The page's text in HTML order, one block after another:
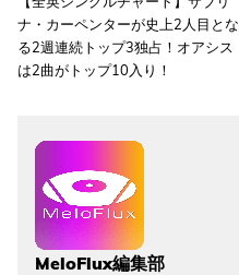
ナ・カーペンターが史上2人目とな
る2週連続トップ3独占！オアシス
は2曲がトップ10入り！
MeloFlux編集部